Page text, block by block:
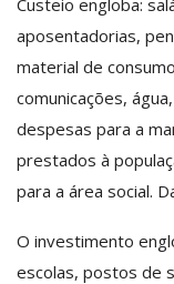
aposentadorias,
material de
comunicações,
despesas para a
prestados à
para a área social.
O investimento
escolas, postos de